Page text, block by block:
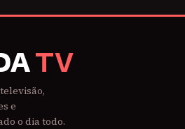
TV
e
o dia todo.